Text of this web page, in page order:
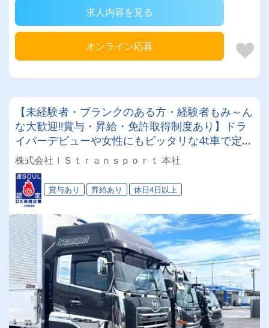
求人内容を見る
オンライン応募
【未経験者・ブランクのある方・経験者もみ～ん
な大歓迎‼賞与・昇給・免許取得制度あり】ドラ
イバーデビューや女性にもピッタリな4t車で定期
便配送！30代～50代の男女27名活躍中♫夜は家族
でゆっくり⇒『日勤』渋滞ストレス0⇒『夜勤』
あなたはどっち⁉◎
株式会社ＩＳｔｒａｎｓｐｏｒｔ 本社
賞与あり 昇給あり 休日4日以上